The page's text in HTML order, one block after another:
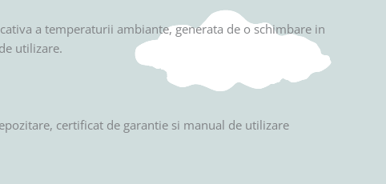
a temperaturii ambiante, generata de o schimbare in
utilizare.
certificat de garantie si manual de utilizare